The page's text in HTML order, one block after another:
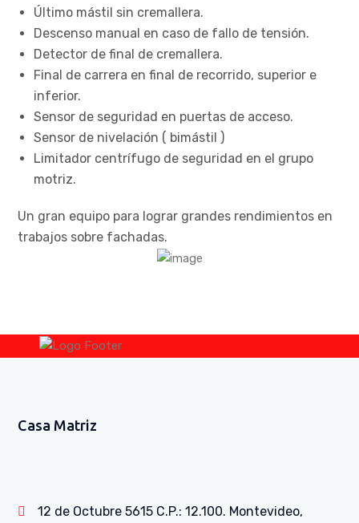
Último mástil sin cremallera.
Descenso manual en caso de fallo de tensión.
Detector de final de cremallera.
Final de carrera en final de recorrido, superior e
inferior.
Sensor de seguridad en puertas de acceso.
Sensor de nivelación ( bimástil )
Limitador centrífugo de seguridad en el grupo
motriz.
Un gran equipo para lograr grandes rendimientos en
trabajos sobre fachadas.
Casa Matriz
12 de Octubre 5615 C.P.: 12.100. Montevideo,